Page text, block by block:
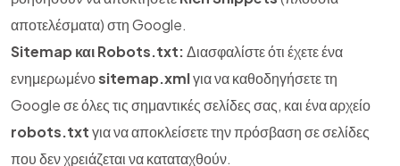
αποτελέσματα) στη Google.
Sitemap και Robots.txt:Διασφαλίστε ότι έχετε ένα
ενημερωμένοsitemap.xmlγια να καθοδηγήσετε τη
Google σε όλες τις σημαντικές σελίδες σας, και ένα αρχείο
robots.txtγια να αποκλείσετε την πρόσβαση σε σελίδες
που δεν χρειάζεται να καταταχθούν.